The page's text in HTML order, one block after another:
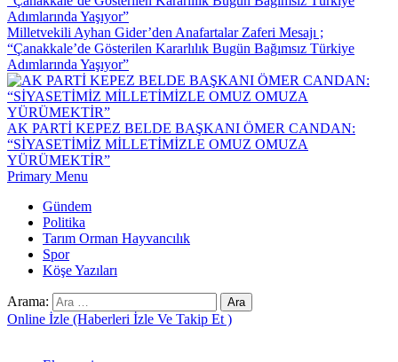
Milletvekili Ayhan Gider’den Anafartalar Zaferi Mesajı ;
“Çanakkale’de Gösterilen Kararlılık Bugün Bağımsız Türkiye
Adımlarında Yaşıyor”
AK PARTİ KEPEZ BELDE BAŞKANI ÖMER CANDAN:
“SİYASETİMİZ MİLLETİMİZLE OMUZ OMUZA
YÜRÜMEKTİR”
Primary Menu
Gündem
Politika
Tarım Orman Hayvancılık
Spor
Köşe Yazıları
Arama:
Online İzle (Haberleri İzle Ve Takip Et )